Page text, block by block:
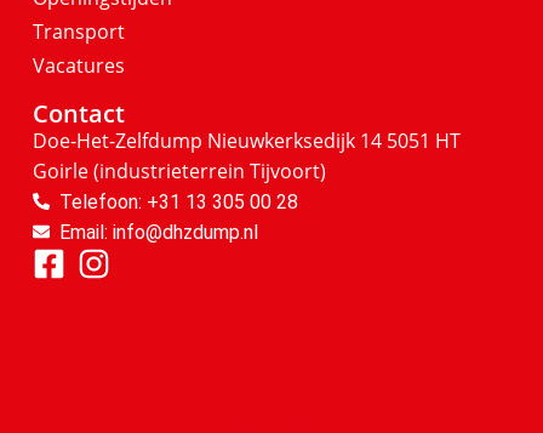
Transport
Vacatures
Contact
Doe-Het-Zelfdump Nieuwkerksedijk 14 5051 HT
Goirle(industrieterrein Tijvoort)
Telefoon: +31 13 305 00 28
Email: info@dhzdump.nl